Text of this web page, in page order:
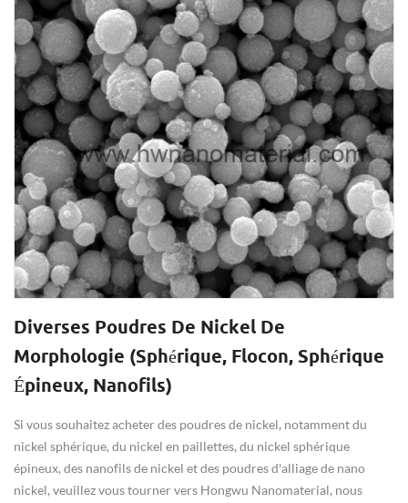
Diverses Poudres De Nickel De
Morphologie (sphérique, Flocon, Sphérique
Épineux, Nanofils)
Si vous souhaitez acheter des poudres de nickel, notamment du
nickel sphérique, du nickel en paillettes, du nickel sphérique
épineux, des nanofils de nickel et des poudres d'alliage de nano
nickel, veuillez vous tourner vers Hongwu Nanomaterial, nous